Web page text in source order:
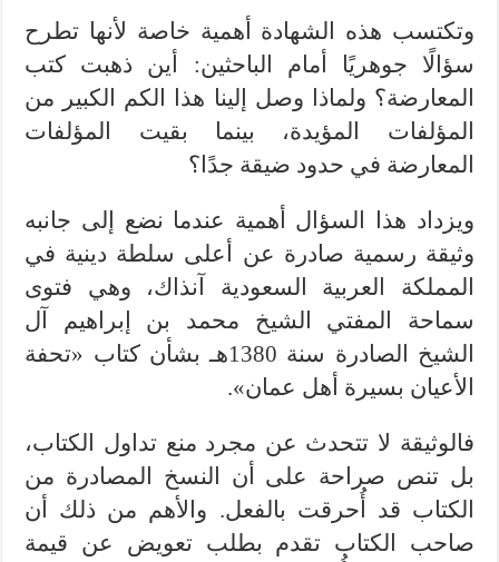
وتكتسب هذه الشهادة أهمية خاصة لأنها تطرح
سؤالًا جوهريًا أمام الباحثين: أين ذهبت كتب
المعارضة؟ ولماذا وصل إلينا هذا الكم الكبير من
المؤلفات المؤيدة، بينما بقيت المؤلفات
المعارضة في حدود ضيقة جدًا؟
ويزداد هذا السؤال أهمية عندما نضع إلى جانبه
وثيقة رسمية صادرة عن أعلى سلطة دينية في
المملكة العربية السعودية آنذاك، وهي فتوى
سماحة المفتي الشيخ محمد بن إبراهيم آل
الشيخ الصادرة سنة 1380هـ بشأن كتاب «تحفة
الأعيان بسيرة أهل عمان».
فالوثيقة لا تتحدث عن مجرد منع تداول الكتاب،
بل تنص صراحة على أن النسخ المصادرة من
الكتاب قد أُحرقت بالفعل. والأهم من ذلك أن
صاحب الكتاب تقدم بطلب تعويض عن قيمة